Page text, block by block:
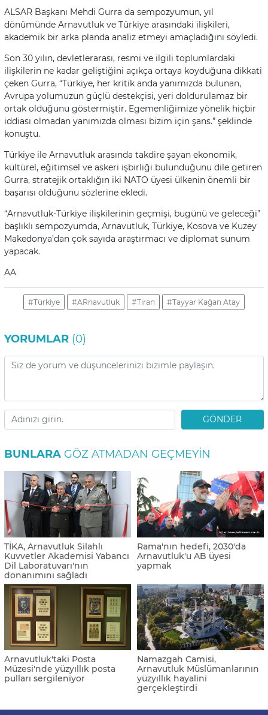
ALSAR Başkanı Mehdi Gurra da sempozyumun, yıl
dönümünde Arnavutluk ve Türkiye arasındaki ilişkileri,
akademik bir arka planda analiz etmeyi amaçladığını söyledi.
Son 30 yılın, devletlerarası, resmi ve ilgili toplumlardaki
ilişkilerin ne kadar geliştiğini açıkça ortaya koyduğuna dikkati
çeken Gurra, “Türkiye, her kritik anda yanımızda bulunan,
Avrupa yolumuzun güçlü destekçisi, yeri doldurulamaz bir
ortak olduğunu göstermiştir. Egemenliğimize yönelik hiçbir
iddiası olmadan yanımızda olması bizim için şans.” şeklinde
konuştu.
Türkiye ile Arnavutluk arasında takdire şayan ekonomik,
kültürel, eğitimsel ve askeri işbirliği bulunduğunu dile getiren
Gurra, stratejik ortaklığın iki NATO üyesi ülkenin önemli bir
başarısı olduğunu sözlerine ekledi.
“Arnavutluk-Türkiye ilişkilerinin geçmişi, bugünü ve geleceği”
başlıklı sempozyumda, Arnavutluk, Türkiye, Kosova ve Kuzey
Makedonya’dan çok sayıda araştırmacı ve diplomat sunum
yapacak.
AA
#Türkiye #ARnavutluk #Tiran #Tayyar Kağan Atay
YORUMLAR (0)
GÖNDER
BUNLARA GÖZ ATMADAN GEÇMEYIN
TİKA, Arnavutluk Silahlı
Kuvvetler Akademisi Yabancı
Dil Laboratuvarı'nın
donanımını sağladı
Rama'nın hedefi, 2030'da
Arnavutluk'u AB üyesi
yapmak
Arnavutluk'taki Posta
Müzesi'nde yüzyıllık posta
pulları sergileniyor
Namazgah Camisi,
Arnavutluk Müslümanlarının
yüzyıllık hayalini
gerçekleştirdi